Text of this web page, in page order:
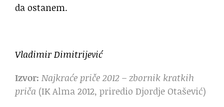
da ostanem.
Vladimir Dimitrijević
Izvor: Najkraće priče 2012 – zbornik kratkih
priča (IK Alma 2012, priredio Djordje Otašević)